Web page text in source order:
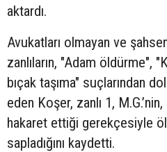
aktardı.
Avukatları olmayan ve
zanlıların, "Adam öldürme",
bıçak taşıma" suçlarından
eden Koşer, zanlı 1,
hakaret ettiği gerekçesiyle
sapladığını kaydetti.